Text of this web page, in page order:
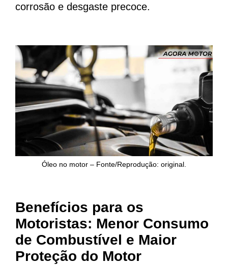
corrosão e desgaste precoce.
Óleo no motor – Fonte/Reprodução: original.
Benefícios para os
Motoristas: Menor Consumo
de Combustível e Maior
Proteção do Motor